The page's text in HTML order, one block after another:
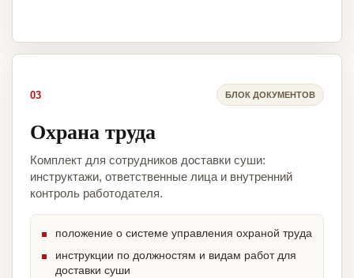
03 БЛОК ДОКУМЕНТОВ
Охрана труда
Комплект для сотрудников доставки суши:
инструктажи, ответственные лица и внутренний
контроль работодателя.
положение о системе управления охраной труда
инструкции по должностям и видам работ для
доставки суши